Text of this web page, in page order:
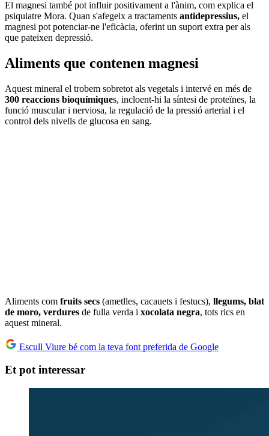
El magnesi també pot influir positivament a l'ànim, com explica el
psiquiatre Mora. Quan s'afegeix a tractaments antidepressius, el
magnesi pot potenciar-ne l'eficàcia, oferint un suport extra per als
que pateixen depressió.
Aliments que contenen magnesi
Aquest mineral el trobem sobretot als vegetals i intervé en més de
300 reaccions bioquímiques, incloent-hi la síntesi de proteïnes, la
funció muscular i nerviosa, la regulació de la pressió arterial i el
control dels nivells de glucosa en sang.
Aliments com fruits secs (ametlles, cacauets i festucs), llegums, blat
de moro, verdures de fulla verda i xocolata negra, tots rics en
aquest mineral.
Escull Viure bé com la teva font preferida de Google
Et pot interessar